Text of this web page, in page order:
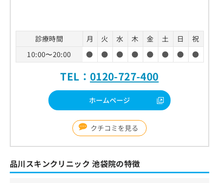
診療時間 月 火 水 木 金 土 日
祝
10:00〜20:00
● ● ● ● ● ● ● ●
TEL： 0120-727-400
ホームページ
クチコミを見る
品川スキンクリニック 池袋院の特徴